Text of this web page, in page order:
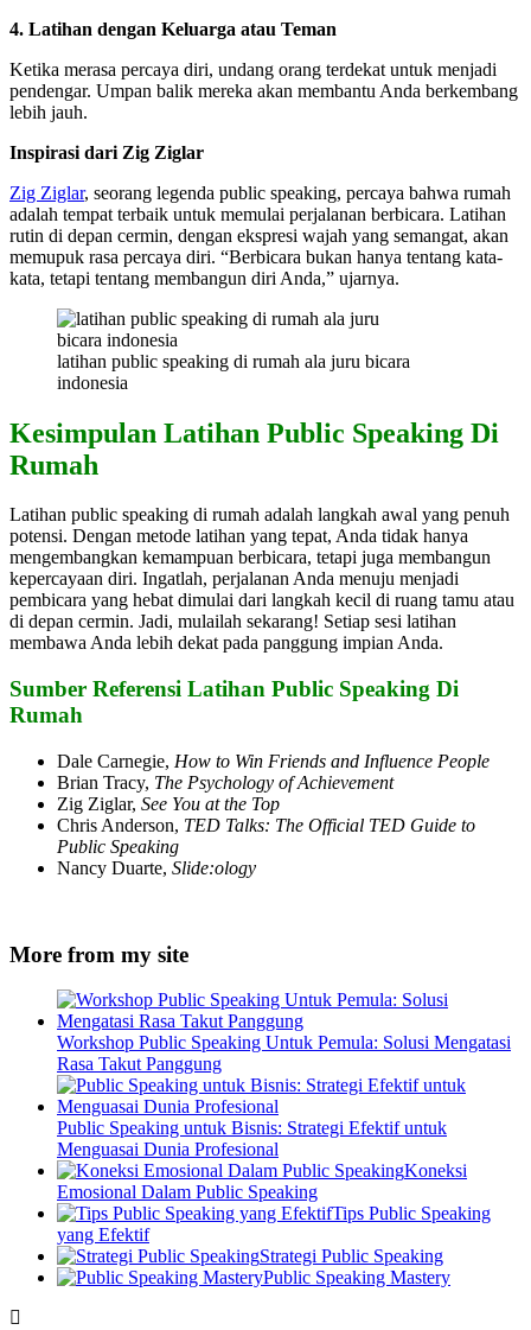
4. Latihan dengan Keluarga atau Teman
Ketika merasa percaya diri, undang orang terdekat untuk menjadi
pendengar. Umpan balik mereka akan membantu Anda berkembang
lebih jauh.
Inspirasi dari Zig Ziglar
Zig Ziglar, seorang legenda public speaking, percaya bahwa rumah
adalah tempat terbaik untuk memulai perjalanan berbicara. Latihan
rutin di depan cermin, dengan ekspresi wajah yang semangat, akan
memupuk rasa percaya diri. “Berbicara bukan hanya tentang kata-
kata, tetapi tentang membangun diri Anda,” ujarnya.
latihan public speaking di rumah ala juru bicara
indonesia
Kesimpulan Latihan Public Speaking Di
Rumah
Latihan public speaking di rumah adalah langkah awal yang penuh
potensi. Dengan metode latihan yang tepat, Anda tidak hanya
mengembangkan kemampuan berbicara, tetapi juga membangun
kepercayaan diri. Ingatlah, perjalanan Anda menuju menjadi
pembicara yang hebat dimulai dari langkah kecil di ruang tamu atau
di depan cermin. Jadi, mulailah sekarang! Setiap sesi latihan
membawa Anda lebih dekat pada panggung impian Anda.
Sumber Referensi Latihan Public Speaking Di
Rumah
Dale Carnegie, How to Win Friends and Influence People
Brian Tracy, The Psychology of Achievement
Zig Ziglar, See You at the Top
Chris Anderson, TED Talks: The Official TED Guide to
Public Speaking
Nancy Duarte, Slide:ology
More from my site
Workshop Public Speaking Untuk Pemula: Solusi Mengatasi
Rasa Takut Panggung
Public Speaking untuk Bisnis: Strategi Efektif untuk
Menguasai Dunia Profesional
Koneksi
Emosional Dalam Public Speaking
Tips Public Speaking
yang Efektif
Strategi Public Speaking
Public Speaking Mastery